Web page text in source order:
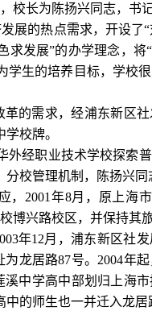
长为陈扬兴同志，书记
展的热点需求，开设了
发展”的办学理念，将
生的培养目标，学校
的需求，经浦东新区
校牌。
外经职业技术学校探索
校管理机制，陈扬兴同
，2001年8月，原上海
博兴路校区，并保持其
年12月，浦东新区社
龙居路87号。2004年
中学高中部划归上海
的师生也一并迁入龙居